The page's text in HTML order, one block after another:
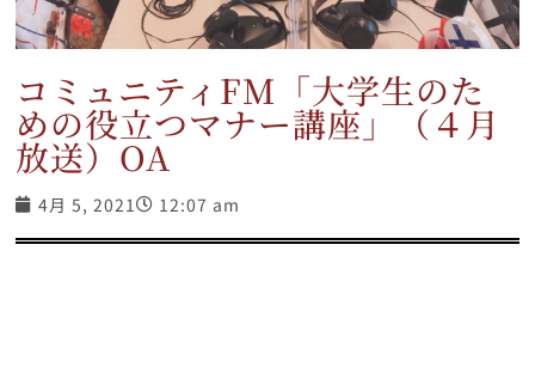
コミュニティFM「大学生のた
めの役立つマナー講座」（４月
放送）OA
4月 5, 2021 12:07 am